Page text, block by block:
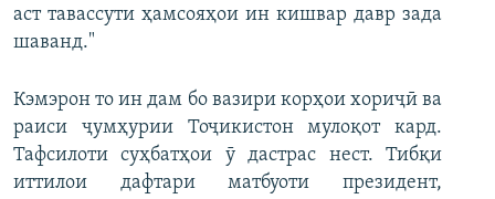
аст тавассути ҳамсояҳои ин кишвар давр зада
шаванд."
Кэмэрон то ин дам бо вазири корҳои хориҷӣ ва
раиси ҷумҳурии Тоҷикистон мулоқот кард.
Тафсилоти суҳбатҳои ӯ дастрас нест. Тибқи
иттилои дафтари матбуоти президент,